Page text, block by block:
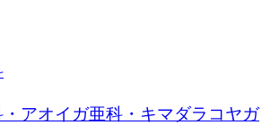
アオイガ亜科・キマダラコヤガ